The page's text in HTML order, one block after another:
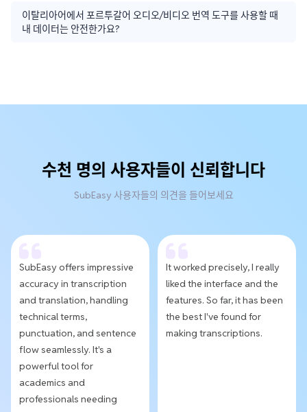
이탈리아어에서 포르투갈어 오디오/비디오 번역 도구를 사용할 때
내 데이터는 안전한가요?
수천 명의 사용자들이 신뢰합니다
SubEasy 사용자들의 의견을 들어보세요
SubEasy offers impressive
accuracy in transcription
and translation, handling
technical terms,
punctuation, and sentence
flow seamlessly. It's a
powerful tool for
academics and
professionals needing
It worked precisely, I really
liked the interface and the
features. So far, it has been
the best I've found for
making transcriptions.